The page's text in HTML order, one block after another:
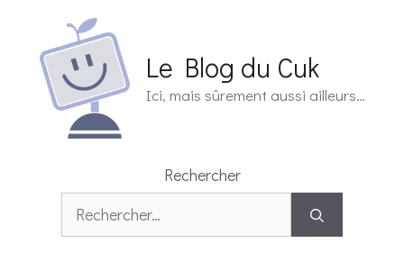
contenu
Le Blog du Cuk
Ici, mais sûrement aussi ailleurs…
Rechercher
Rechercher :